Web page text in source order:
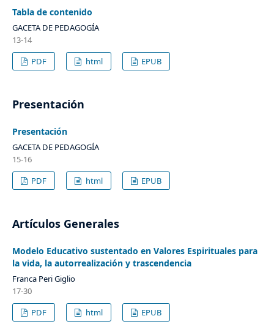
Tabla de contenido
GACETA DE PEDAGOGÍA
13-14
PDF
html EPUB
Presentación
Presentación
GACETA DE PEDAGOGÍA
15-16
PDF
html EPUB
Artículos Generales
Modelo Educativo sustentado en Valores Espirituales para
la vida, la autorrealización y trascendencia
Franca Peri Giglio
17-30
PDF
html EPUB